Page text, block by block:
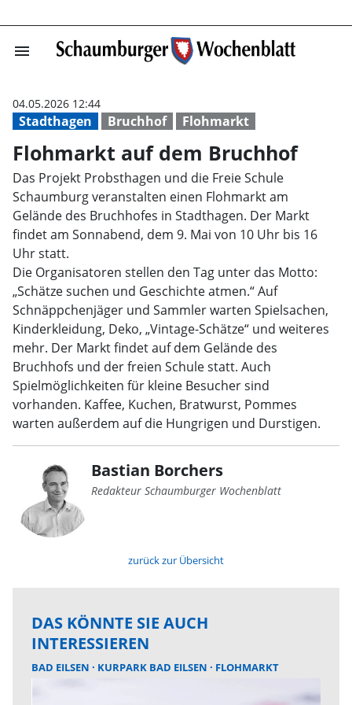
menu Flohmarkt auf
Stadthagen Bruchhof Flohmarkt
04.05.2026 12:44
Flohmarkt auf dem Bruchhof
Das Projekt Probsthagen und die Freie Schule
Schaumburg veranstalten einen Flohmarkt am
Gelände des Bruchhofes in Stadthagen. Der Markt
findet am Sonnabend, dem 9. Mai von 10 Uhr bis 16
Uhr statt.
Die Organisatoren stellen den Tag unter das Motto:
„Schätze suchen und Geschichte atmen.“ Auf
Schnäppchenjäger und Sammler warten Spielsachen,
Kinderkleidung, Deko, „Vintage-Schätze“ und weiteres
mehr. Der Markt findet auf dem Gelände des
Bruchhofs und der freien Schule statt. Auch
Spielmöglichkeiten für kleine Besucher sind
vorhanden. Kaffee, Kuchen, Bratwurst, Pommes
warten außerdem auf die Hungrigen und Durstigen.
Bastian Borchers
Redakteur Schaumburger Wochenblatt
zurück zur Übersicht
DAS KÖNNTE SIE AUCH
INTERESSIEREN
BAD EILSEN KURPARK BAD EILSEN FLOHMARKT